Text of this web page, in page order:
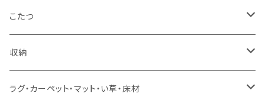
コーナーソファ
ソファセット
スツール・オットマン
ワイドダブルサイズ以上（フレームのみ）
シングルサイズ以下（マットレス付）
セミダブルサイズ（マットレス付）
ダイニング5点・6点セット
ダイニング7点セット以上
ダイニングテーブル
カウンターテーブル
リフティングテーブル
ダイニングチェア
カウンターチェア
キッズチェア
こたつ
こたつテーブル
こたつ布団
収納
本棚・シェルフ
ラグ・カーペット・マット・い草・床材